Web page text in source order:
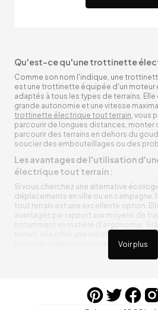
Voir plus
Qu'est-ce qu'une trottinette
Comme son nom l'indique, une
est une trottinette équipée d'un moteur
adaptés à tous les types de terrains.
grande autonomie et une vitesse
trottinette électrique tout terrain, vous
parcourir de longues distances, monter
parcourir des terrains en dehors du
soucier des embouteillages ou des
Les avantages de l'utilisation
électrique tout terrain :
Si vous cherchez une alternative
déplacements en ville ou en
tout terrain est une excellente option.
avantages par rapport aux moyens de
notamment en matière d'ergonomie.
terrain, elle offre une excellente
parcourir simplement toutes sortes de
Trottinette électrique tout terrain
entre vos trajets, vous n’aurez pas à
batterie. De plus, elle est équipée de